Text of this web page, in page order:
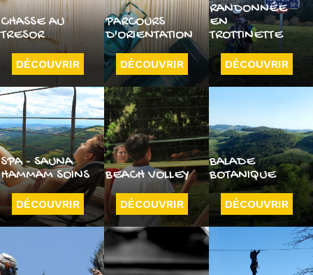
CHASSE AU
TRESOR
DÉCOUVRIR
PARCOURS
D'ORIENTATION
DÉCOUVRIR
RANDONNÉE
EN
TROTTINETTE
DÉCOUVRIR
SPA - SAUNA
HAMMAM SOINS
DÉCOUVRIR
BEACH VOLLEY
DÉCOUVRIR
BALADE
BOTANIQUE
DÉCOUVRIR